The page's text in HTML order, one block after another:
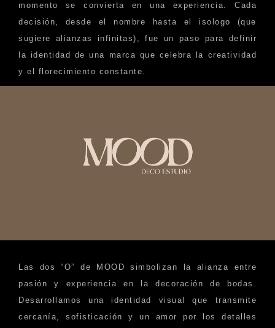
momento se convierta en una experiencia. Cada
decisión, desde el nombre hasta el isologo (que
sugiere alianzas infinitas), fue un paso para definir
la identidad de una marca que celebra la creatividad
y el florecimiento constante.
Las dos “O” de MOOD simbolizan la alianza entre
pasión y experiencia en la decoración de bodas.
Desarrollamos una identidad visual que transmite
cercanía, sofisticación y un amor por los detalles